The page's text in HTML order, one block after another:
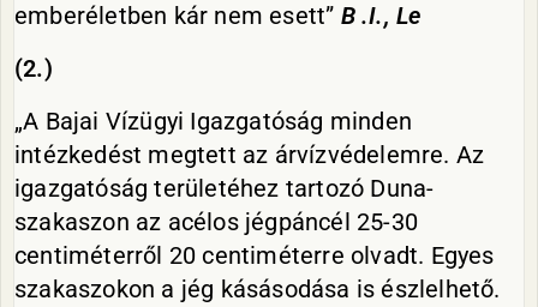
emberéletben kár nem esett” B .I., Le
(2.)
„A Bajai Vízügyi Igazgatóság minden
intézkedést megtett az árvízvédelemre. Az
igazgatóság területéhez tartozó Duna-
szakaszon az acélos jégpáncél 25-30
centiméterről 20 centiméterre olvadt. Egyes
szakaszokon a jég kásásodása is észlelhető.